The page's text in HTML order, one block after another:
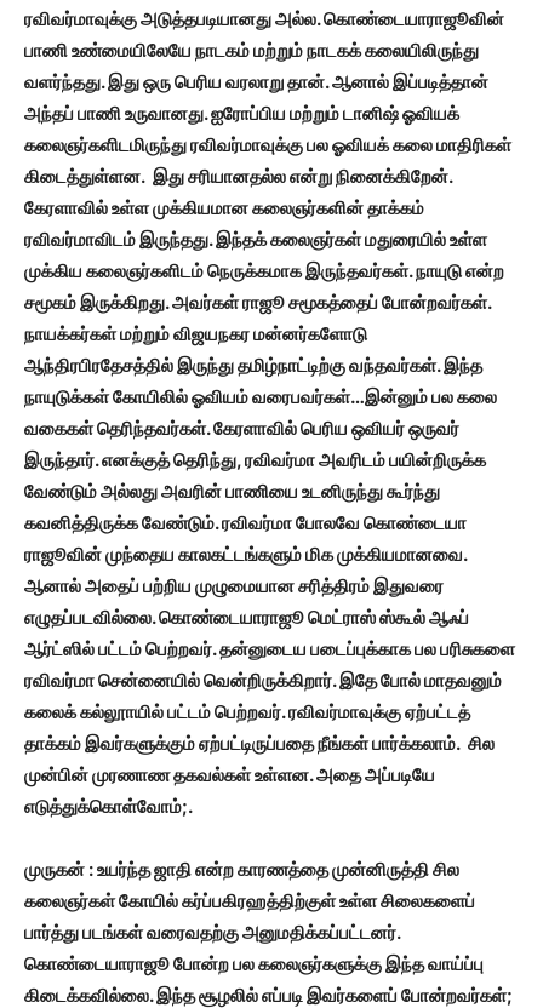
ரவிவர்மாவுக்கு அடுத்தபடியானது அல்ல. கொண்டையாராஜூவின்
பாணி உண்மையிலேயே நாடகம் மற்றும் நாடகக் கலையிலிருந்து
வளர்ந்தது. இது ஒரு பெரிய வரலாறு தான். ஆனால் இப்படித்தான்
அந்தப் பாணி உருவானது. ஐரோப்பிய மற்றும் டானிஷ் ஓவியக்
கலைஞர்களிடமிருந்து ரவிவர்மாவுக்கு பல ஓவியக் கலை மாதிரிகள்
கிடைத்துள்ளன. இது சரியானதல்ல என்று நினைக்கிறேன்.
கேரளாவில் உள்ள முக்கியமான கலைஞர்களின் தாக்கம்
ரவிவர்மாவிடம் இருந்தது. இந்தக் கலைஞர்கள் மதுரையில் உள்ள
முக்கிய கலைஞர்களிடம் நெருக்கமாக இருந்தவர்கள். நாயுடு என்ற
சமூகம் இருக்கிறது. அவர்கள் ராஜூ சமூகத்தைப் போன்றவர்கள்.
நாயக்கர்கள் மற்றும் விஜயநகர மன்னர்களோடு
ஆந்திரபிரதேசத்தில் இருந்து தமிழ்நாட்டிற்கு வந்தவர்கள். இந்த
நாயுடுக்கள் கோயிலில் ஓவியம் வரைபவர்கள்…இன்னும் பல கலை
வகைகள் தெரிந்தவர்கள். கேரளாவில் பெரிய ஒவியர் ஒருவர்
இருந்தார். எனக்குத் தெரிந்து,ரவிவர்மா அவரிடம் பயின்றிருக்க
வேண்டும் அல்லது அவரின் பாணியை உடனிருந்து கூர்ந்து
கவனித்திருக்க வேண்டும். ரவிவர்மா போலவே கொண்டையா
ராஜூவின் முந்தைய காலகட்டங்களும் மிக முக்கியமானவை.
ஆனால் அதைப் பற்றிய முழுமையான சரித்திரம் இதுவரை
எழுதப்படவில்லை. கொண்டையாராஜூ மெட்ராஸ் ஸ்கூல் ஆஃப்
ஆர்ட்ஸில் பட்டம் பெற்றவர். தன்னுடைய படைப்புக்காக பல பரிசுகளை
ரவிவர்மா சென்னையில் வென்றிருக்கிறார். இதே போல் மாதவனும்
கலைக் கல்லூாயில் பட்டம் பெற்றவர். ரவிவர்மாவுக்கு ஏற்பட்டத்
தாக்கம் இவர்களுக்கும் ஏற்பட்டிருப்பதை நீங்கள் பார்க்கலாம். சில
முன்பின் முரணாண தகவல்கள் உள்ளன. அதை அப்படியே
எடுத்துக்கொள்வோம்;.
முருகன் : உயர்ந்த ஜாதி என்ற காரணத்தை முன்னிருத்தி சில
கலைஞர்கள் கோயில் கர்ப்பகிரஹத்திற்குள் உள்ள சிலைகளைப்
பார்த்து படங்கள் வரைவதற்கு அனுமதிக்கப்பட்டனர்.
கொண்டையாராஜூ போன்ற பல கலைஞர்களுக்கு இந்த வாய்ப்பு
கிடைக்கவில்லை. இந்த சூழலில் எப்படி இவர்களைப் போன்றவர்கள்;